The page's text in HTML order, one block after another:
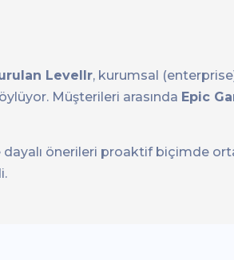
Levellr, kurumsal
Müşterileri arasında Epic
önerileri proaktif biçimde